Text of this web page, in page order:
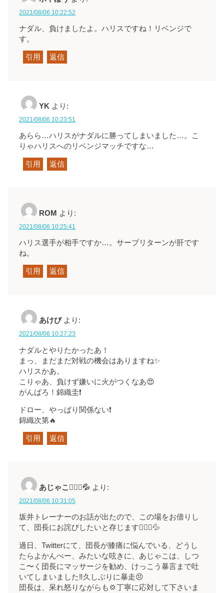
2021/08/06 10:22:52
ナダル、負けましたよ。ハリスですね！リベンジで
す。
引用 返信
YK より:
2021/08/06 10:23:51
あらら…ハリスがナダルに勝ってしまいました…。こ
りゃハリスへのリベンジマッチですな…
引用 返信
ROM より:
2021/08/06 10:25:41
ハリス選手が相手ですか…。サーブリターンが肝です
ね。
引用 返信
あけび より:
2021/08/06 10:27:23
ナダルとやりたかったあ！
まっ、まだまだ対戦の機会はありますね✨
ハリスかあ。
こりゃあ、負けず嫌いに火がつくなあ😍
がんばろ！錦織圭❗
ドロー、やっぱり関係ない❗
錦織次第🔥
引用 返信
あじゃこ🙇🏻‍♀️💦 より:
2021/08/06 10:31:05
坂井トレーナーのお話が出たので、この場をお借りし
て、団長にお詫びしたいと存じます🙇🏻‍♀️💦
過日、Twitterにて、団長が膝痛に悩んでいる、どうし
たらよかんべー、みたいな呟きに、あじゃこは、しつ
こ〜く団長にマッサージを勧め、けっこう暴言まで吐
いてしまいました‼️久しぶりに暴走😣
団長は、呆れ怒りながらも💢丁寧に応対して下さいま